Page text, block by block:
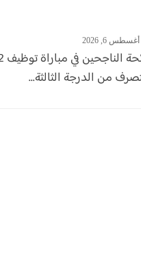
أغسطس 6, 2026
لائحة
من الدرجة الثالثة...